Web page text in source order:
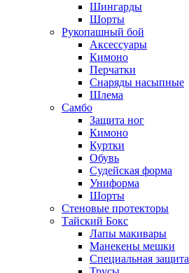
Шингарды
Шорты
Рукопашный бой
Аксессуары
Кимоно
Перчатки
Снаряды насыпные
Шлема
Самбо
Защита ног
Кимоно
Куртки
Обувь
Судейская форма
Униформа
Шорты
Стеновые протекторы
Тайский Бокс
Лапы макивары
Манекены мешки
Специальная защита